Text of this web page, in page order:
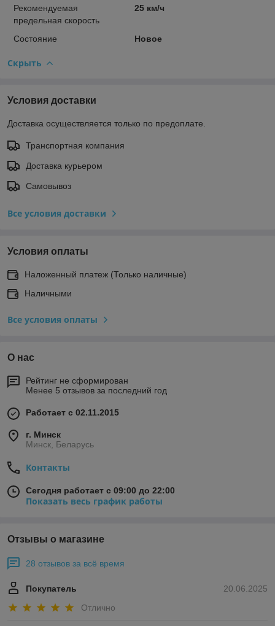
Рекомендуемая
предельная скорость
25 км/ч
Состояние Новое
Скрыть
Условия доставки
Доставка осуществляется только по предоплате.
Транспортная компания
Доставка курьером
Самовывоз
Все условия доставки
Условия оплаты
Наложенный платеж (Только наличные)
Наличными
Все условия оплаты
О нас
Рейтинг не сформирован
Менее 5 отзывов за последний год
Работает с 02.11.2015
г. Минск
Минск, Беларусь
Контакты
Сегодня работает с 09:00 до 22:00
Показать весь график работы
Отзывы о магазине
28 отзывов за всё время
20.06.2025
Покупатель
Отлично